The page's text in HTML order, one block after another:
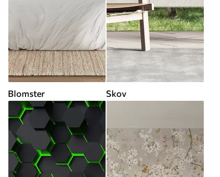
Blomster Skov